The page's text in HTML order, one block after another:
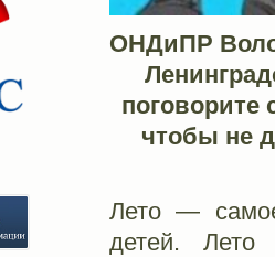
ОНДиПР
поговорите
чтобы не
Лето —
детей. Лето